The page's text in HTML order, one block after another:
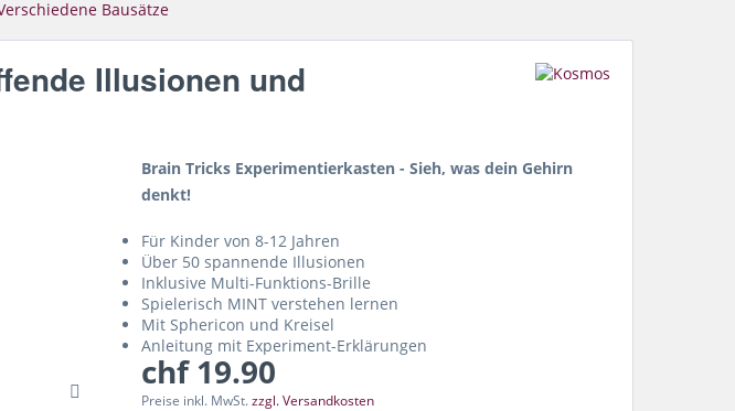
Bausätze
Illusionen und
Brain Tricks Experimentierkasten - Sieh, was dein Gehirn
denkt!
Für Kinder von 8-12 Jahren
Über 50 spannende Illusionen
Inklusive Multi-Funktions-Brille
Spielerisch MINT verstehen lernen
Mit Sphericon und Kreisel
Anleitung mit Experiment-Erklärungen
chf 19.90
Preise inkl. MwSt.zzgl. Versandkosten